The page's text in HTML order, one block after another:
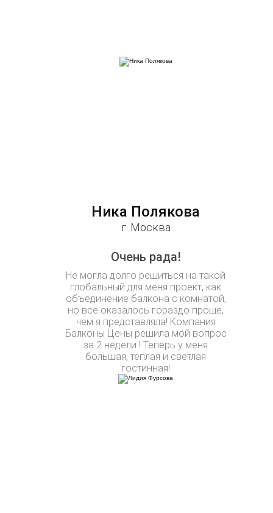
Ника Полякова
г. Москва
Очень рада!
Не могла долго решиться на такой
глобальный для меня проект, как
объединение балкона с комнатой,
но все оказалось гораздо проще,
чем я представляла! Компания
Балконы Цены решила мой вопрос
за 2 недели ! Теперь у меня
большая, теплая и светлая
гостинная!